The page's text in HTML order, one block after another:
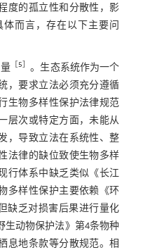
度的孤立性和分散性，影
而言，存在以下主要问
［ 5
。生态系统作为一个
，要求立法必须充分遵循
生物多样性保护法律规范
层次或特定方面，未能从
，导致立法在系统性、整
法律的缺位致使生物多样
行体系中缺乏类似《长江
多样性保护主要依赖《环
缺乏对损害后果进行量化
生动物保护法》第4条物种
息地条款等分散规范。相